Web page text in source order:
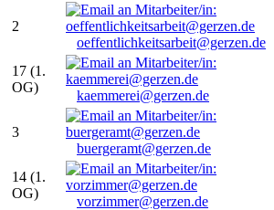
2
oeffentlichkeitsarbeit@gerzen.de
17 (1.
OG)
kaemmerei@gerzen.de
3
buergeramt@gerzen.de
14 (1.
OG)
vorzimmer@gerzen.de